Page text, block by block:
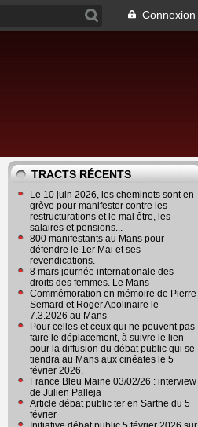
Connexion
TRACTS RÉCENTS
Le 10 juin 2026, les cheminots sont en
grève pour manifester contre les
restructurations et le mal être, les
salaires et pensions...
800 manifestants au Mans pour
défendre le 1er Mai et ses
revendications.
8 mars journée internationale des
droits des femmes. Le Mans
Commémoration en mémoire de Pierre
Semard et Roger Apolinaire le
7.3.2026 au Mans
Pour celles et ceux qui ne peuvent pas
faire le déplacement, à suivre le lien
pour la diffusion du débat public qui se
tiendra au Mans aux cinéates le 5
février 2026.
France Bleu Maine 03/02/26 : interview
de Julien Palleja
Article débat public ter en Sarthe du 5
février